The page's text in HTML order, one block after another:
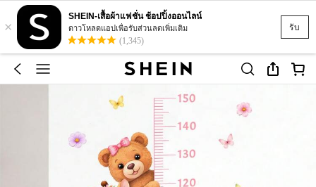
รับ
×
SHEIN-เสื้อผ้าแฟชั่น ช้อปปิ้งออนไลน์
ดาวโหลดแอปเพื่อรับส่วนลดเพิ่มเติม
(1,345)